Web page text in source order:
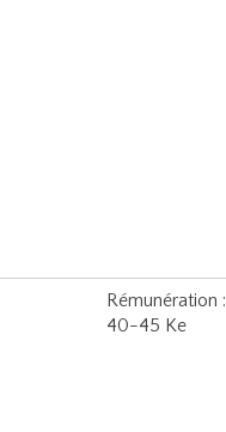
Rémunération :
40-45 Ke